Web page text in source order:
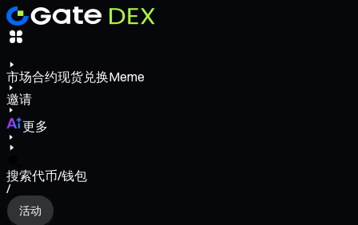
市场合约现货兑换Meme
邀请
更多
搜索代币/钱包
/
活动